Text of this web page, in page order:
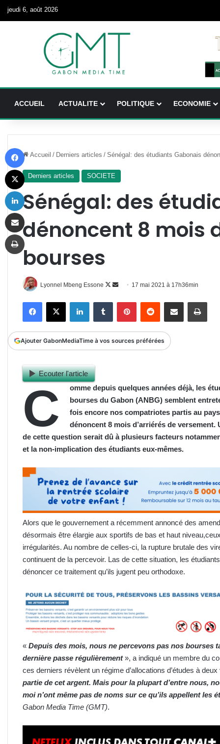
jeudi 6, août 2026
ACCUEIL ACTUALITE POLITIQUE ECONOMIE
Accueil / Derniers articles / Sénégal: des étudiants Gabonais
Derniers articles SOCIETE
Sénégal: des
dénoncent 8 mois
bourses
Lyonnel Mbeng Essone
Follow
Envoyer
courriel
17 mai 2021 à 17h36min
FacebookX LinkedinTumblr PinterestReddit Partager par email
Ajouter GabonMediaTime à vos sources préférées
Ecouter l'article
C
omme depuis quelques années déjà, les
bourses du Gabon (ANBG) semblent
fois encore nos compatriotes partis au
dénoncent 8 mois d’arriérés de
de cette question serait dû à plusieurs facteurs
et la non-implication des étudiants eux-mêmes.
Alors que le gouvernement a récemment annoncé des
désormais être élargie aux sportifs de bas et haut
irrégularités. Au nombre de celles-ci, la rupture brutale des
continuent de la percevoir. Las de cette situation, les
dénoncer ce traitement qu’ils jugent peu orthodoxe.
« Depuis des mois, nous ne percevons pas nos bourses
dernière passe régulièrement», a indiqué un membre du
ces derniers révèlent un régime d’allocations d’études à
partie de cet argent. Mais pour la plupart d’entre nous,
moi n’ont même pas de noms sur ce qu’ils appellent les
Gabon Media Time (GMT).
X
Imprimer